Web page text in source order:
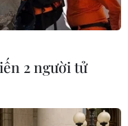
đã gặp vấn đề
tin CBS News
trên, có một
ở khu vực
đã bị đóng cửa,
2 người tử